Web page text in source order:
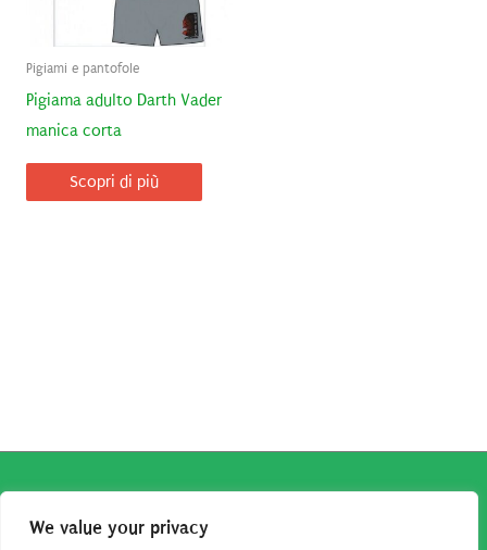
We value your privacy
Pigiami e pantofole
Pigiama adulto Darth Vader
manica corta
Scopri di più
associato Amazon percepisce dei ricavi da acquisti idonei.